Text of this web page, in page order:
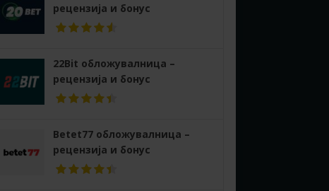
рецензија и бонус
22Bit обложувалница –
рецензија и бонус
Betet77 обложувалница –
рецензија и бонус